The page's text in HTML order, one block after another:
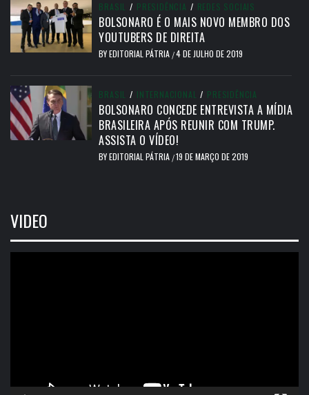
BRASIL / PRESIDÊNCIA / REDES SOCIAIS
BOLSONARO É O MAIS NOVO MEMBRO DOS
YOUTUBERS DE DIREITA
BYEDITORIAL PÁTRIA /4 DE JULHO DE 2019
BRASIL / INTERNACIONAL / PRESIDÊNCIA
BOLSONARO CONCEDE ENTREVISTA A MÍDIA
BRASILEIRA APÓS REUNIR COM TRUMP.
ASSISTA O VÍDEO!
BYEDITORIAL PÁTRIA /19 DE MARÇO DE 2019
VIDEO